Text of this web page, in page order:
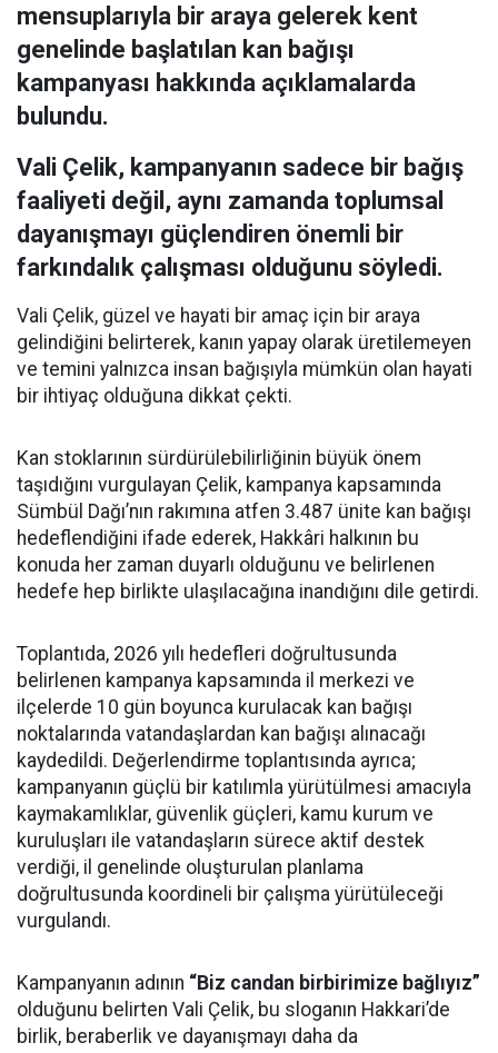
mensuplarıyla bir araya gelerek kent
genelinde başlatılan kan bağışı
kampanyası hakkında açıklamalarda
bulundu.
Vali Çelik, kampanyanın sadece bir bağış
faaliyeti değil, aynı zamanda toplumsal
dayanışmayı güçlendiren önemli bir
farkındalık çalışması olduğunu söyledi.
Vali Çelik, güzel ve hayati bir amaç için bir araya
gelindiğini belirterek, kanın yapay olarak üretilemeyen
ve temini yalnızca insan bağışıyla mümkün olan hayati
bir ihtiyaç olduğuna dikkat çekti.
Kan stoklarının sürdürülebilirliğinin büyük önem
taşıdığını vurgulayan Çelik, kampanya kapsamında
Sümbül Dağı’nın rakımına atfen 3.487 ünite kan bağışı
hedeflendiğini ifade ederek, Hakkâri halkının bu
konuda her zaman duyarlı olduğunu ve belirlenen
hedefe hep birlikte ulaşılacağına inandığını dile getirdi.
Toplantıda, 2026 yılı hedefleri doğrultusunda
belirlenen kampanya kapsamında il merkezi ve
ilçelerde 10 gün boyunca kurulacak kan bağışı
noktalarında vatandaşlardan kan bağışı alınacağı
kaydedildi. Değerlendirme toplantısında ayrıca;
kampanyanın güçlü bir katılımla yürütülmesi amacıyla
kaymakamlıklar, güvenlik güçleri, kamu kurum ve
kuruluşları ile vatandaşların sürece aktif destek
verdiği, il genelinde oluşturulan planlama
doğrultusunda koordineli bir çalışma yürütüleceği
vurgulandı.
Kampanyanın adının “Biz candan birbirimize bağlıyız”
olduğunu belirten Vali Çelik, bu sloganın Hakkari’de
birlik, beraberlik ve dayanışmayı daha da